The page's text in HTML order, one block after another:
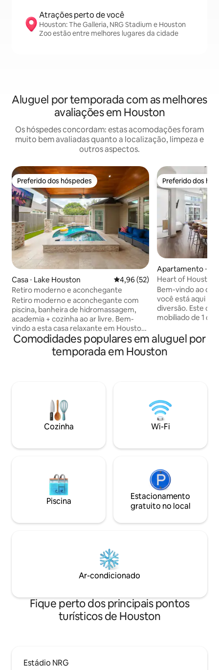
Atrações perto de você
Houston: The Galleria, NRG Stadium e Houston
Zoo estão entre melhores lugares da cidade
Aluguel por temporada com as melhores
avaliações em Houston
Os hóspedes concordam: estas acomodações foram
muito bem avaliadas quanto a localização, limpeza e
outros aspectos.
Preferido dos hóspedes
Preferido dos hóspedes
Casa ⋅ Lake Houston 4,96 de uma avaliação média
4,96 (52)
Retiro moderno e aconchegante
Retiro moderno e aconchegante com
piscina, banheira de hidromassagem,
academia + cozinha ao ar livre. Bem-
vindo a esta casa relaxante em Houston
TX. Esta bela casa de 4 quartos e 2
banheiros é perfeita para famílias ou
viajantes de negócios. Desfrute deste
coberto - ideal para relaxar ou se divertir.
Ótima localização perto do aeroporto e
dos melhores restaurantes, lojas e
mercados. Seja para trabalhar ou se
Preferido dos
Preferido dos
Apartamento ⋅
ouston
Heart of Houston
Bem-vindo ao
você está aqui
diversão. Este
mobiliado de 1
com uma piscina
totalmente
escritório de
Toyota Arena,
este local é ideal
negócios.
no coração
Comodidades populares em aluguel por
temporada em Houston
Cozinha Wi-Fi
Piscina
Estacionamento
gratuito no local
Ar-condicionado
Fique perto dos principais pontos
turísticos de Houston
Estádio NRG